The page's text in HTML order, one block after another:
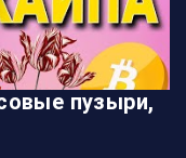
пузыри,